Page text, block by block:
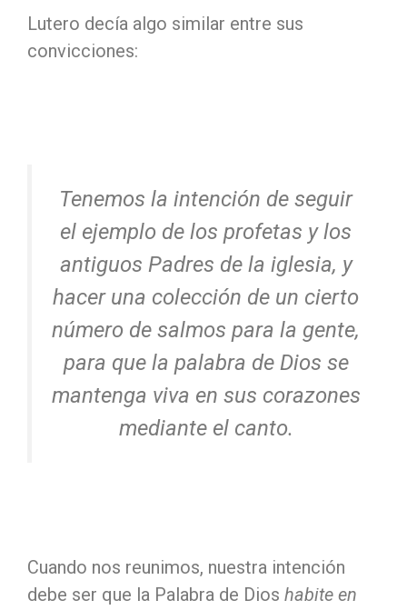
Lutero decía algo similar entre sus
convicciones:
Tenemos la intención de seguir
el ejemplo de los profetas y los
antiguos Padres de la iglesia, y
hacer una colección de un cierto
número de salmos para la gente,
para que la palabra de Dios se
mantenga viva en sus corazones
mediante el canto.
Cuando nos reunimos, nuestra intención
debe ser que la Palabra de Dios habite en